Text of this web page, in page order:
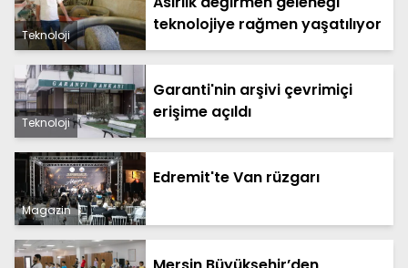
Teknoloji
teknolojiye rağmen yaşatılıyor
Teknoloji
Garanti'nin arşivi çevrimiçi
erişime açıldı
Magazin
Edremit'te Van rüzgarı